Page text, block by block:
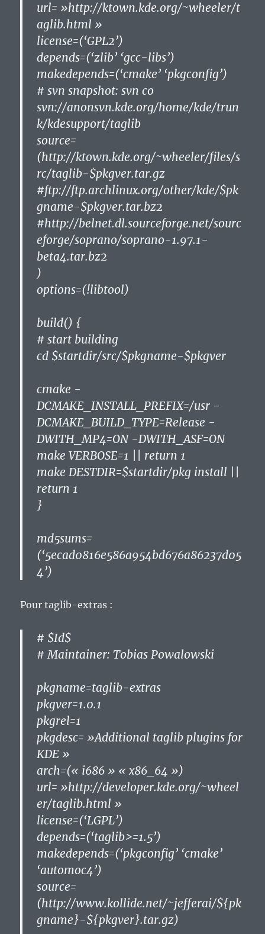
url= »http://ktown.kde.org/~wheeler/t
aglib.html »
license=(‘GPL2’)
depends=(‘zlib’ ‘gcc-libs’)
makedepends=(‘cmake’ ‘pkgconfig’)
# svn snapshot: svn co
svn://anonsvn.kde.org/home/kde/trun
k/kdesupport/taglib
source=
(http://ktown.kde.org/~wheeler/files/s
rc/taglib-$pkgver.tar.gz
#ftp://ftp.archlinux.org/other/kde/$pk
gname-$pkgver.tar.bz2
#http://belnet.dl.sourceforge.net/sourc
eforge/soprano/soprano-1.97.1-
beta4.tar.bz2
)
options=(!libtool)
build() {
# start building
cd $startdir/src/$pkgname-$pkgver
cmake -
DCMAKE_INSTALL_PREFIX=/usr -
DCMAKE_BUILD_TYPE=Release -
DWITH_MP4=ON -DWITH_ASF=ON
make VERBOSE=1 || return 1
make DESTDIR=$startdir/pkg install ||
return 1
}
md5sums=
(‘5ecad0816e586a954bd676a86237d05
4’)
Pour taglib-extras :
# $Id$
# Maintainer: Tobias Powalowski
pkgname=taglib-extras
pkgver=1.0.1
pkgrel=1
pkgdesc= »Additional taglib plugins for
KDE »
arch=(« i686 » « x86_64 »)
url= »http://developer.kde.org/~wheel
er/taglib.html »
license=(‘LGPL’)
depends=(‘taglib>=1.5’)
makedepends=(‘pkgconfig’ ‘cmake’
‘automoc4’)
source=
(http://www.kollide.net/~jefferai/${pk
gname}-${pkgver}.tar.gz)